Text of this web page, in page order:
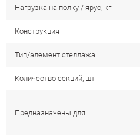
Нагрузка на полку / ярус, кг
Конструкция
Тип/элемент стеллажа
Количество секций, шт
Предназначены для